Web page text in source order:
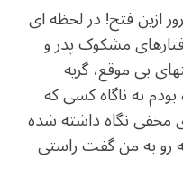
ازین فتح! در لحظه ای
مشکوک پدر و
بی موقع، گریه
به ناگاه کسی که
مخفی نگاه داشته شده
رو به من گفت راستی